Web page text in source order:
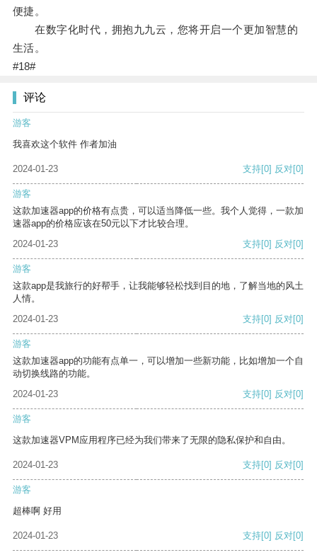
便捷。
在数字化时代，拥抱九九云，您将开启一个更加智慧的
生活。
#18#
评论
游客
我喜欢这个软件 作者加油
2024-01-23 支持[0] 反对[0]
游客
这款加速器app的价格有点贵，可以适当降低一些。我个人觉得，一款加
速器app的价格应该在50元以下才比较合理。
2024-01-23
支持[0] 反对[0]
游客
这款app是我旅行的好帮手，让我能够轻松找到目的地，了解当地的风土
人情。
2024-01-23
支持[0] 反对[0]
游客
这款加速器app的功能有点单一，可以增加一些新功能，比如增加一个自
动切换线路的功能。
2024-01-23
支持[0] 反对[0]
游客
这款加速器VPM应用程序已经为我们带来了无限的隐私保护和自由。
2024-01-23 支持[0] 反对[0]
游客
超棒啊 好用
2024-01-23 支持[0] 反对[0]